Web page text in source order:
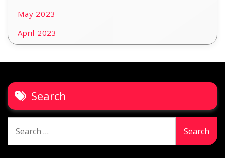
May 2023
April 2023
Search
for: